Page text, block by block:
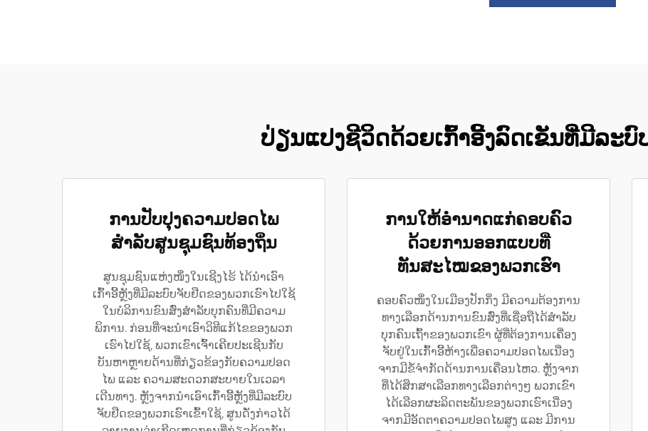
ປ່ຽນແປງຊີວິດດ້ວຍເກົ້າອີ້ງລົດເຂັນທີ່ມີລະບົ
ການປັບປຸງຄວາມປອດໄພ
ສຳລັບສູນຊຸມຊົນທ້ອງຖິ່ນ
ສູນຊຸມຊົນແຫ່ງໜຶ່ງໃນເຊີງໄຮ້ ໄດ້ນຳເອົາ
ເກົ້າອີ້ຫຼັງທີ່ມີລະບົບຈັບຢືດຂອງພວກເຮົາໄປໃຊ້
ໃນບໍລິການຂົນສົ່ງສຳລັບບຸກຄົນທີ່ມີຄວາມ
ພິການ. ກ່ອນທີ່ຈະນຳເອົາວິທີແກ້ໄຂຂອງພວກ
ເຮົາໄປໃຊ້, ພວກເຂົາເຈົ້າເຄີຍປະເຊີນກັບ
ບັນຫາຫຼາຍດ້ານທີ່ກ່ຽວຂ້ອງກັບຄວາມປອດ
ໄພ ແລະ ຄວາມສະດວກສະບາຍໃນເວລາ
ເດີນທາງ. ຫຼັງຈາກນຳເອົາເກົ້າອີ້ຫຼັງທີ່ມີລະບົບ
ຈັບຢືດຂອງພວກເຮົາເຂົ້າໃຊ້, ສູນດັ່ງກ່າວໄດ້
ການໃຫ້ອຳນາດແກ່ຄອບຄົວ
ດ້ວຍການອອກແບບທີ່
ທັນສະໄໝຂອງພວກເຮົາ
ຄອບຄົວໜຶ່ງໃນເມືອງປັກກິ່ງ ມີຄວາມຕ້ອງການ
ທາງເລືອກດ້ານການຂົນສົ່ງທີ່ເຊື່ອຖືໄດ້ສຳລັບ
ບຸກຄົນເຖົ້າຂອງພວກເຂົາ ຜູ້ທີ່ຕ້ອງການເຄື່ອງ
ຈັບຢູ່ໃນເກົ້າອີ້ຫ້າງເພື່ອຄວາມປອດໄພເນື່ອງ
ຈາກມີຂໍ້ຈຳກັດດ້ານການເຄື່ອນໄຫວ. ຫຼັງຈາກ
ທີ່ໄດ້ສຶກສາເລືອກທາງເລືອກຕ່າງໆ ພວກເຂົາ
ໄດ້ເລືອກຜະລິດຕະພັນຂອງພວກເຮົາເນື່ອງ
ຈາກມີອັດຕາຄວາມປອດໄພສູງ ແລະ ມີການ